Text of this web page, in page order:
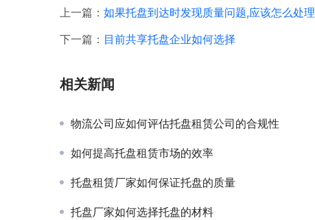
上一篇： 如果托盘到达时发现质量问题,应该怎么处理
下一篇： 目前共享托盘企业如何选择
相关新闻
物流公司应如何评估托盘租赁公司的合规性
如何提高托盘租赁市场的效率
托盘租赁厂家如何保证托盘的质量
托盘厂家如何选择托盘的材料